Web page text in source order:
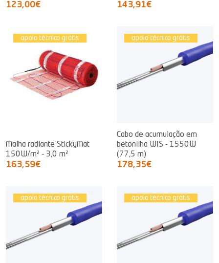
123,00€ 143,91€
apoio técnico grátis
Malha radiante StickyMat
150W/m² - 3,0 m²
163,59€
apoio técnico grátis
Cabo de acumulação em
betonilha WIS - 1550W
(77,5 m)
178,35€
apoio técnico grátis apoio técnico grátis